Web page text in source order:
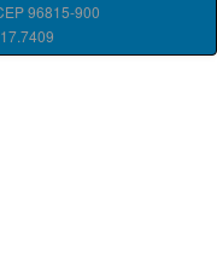
96815-900